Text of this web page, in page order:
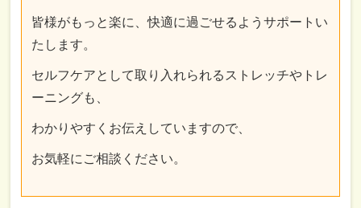
皆様がもっと楽に、快適に過ごせるようサポートい
たします。
セルフケアとして取り入れられるストレッチやトレ
ーニングも、
わかりやすくお伝えしていますので、
お気軽にご相談ください。